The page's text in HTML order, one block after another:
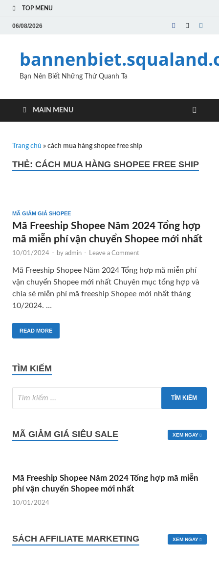
TOP MENU
06/08/2026
Bạn Nên Biết Những Thứ Quanh Ta
MAIN MENU
Trang chủ » cách mua hàng shopee free ship
THẺ: CÁCH MUA HÀNG SHOPEE FREE SHIP
MÃ GIẢM GIÁ SHOPEE
Mã Freeship Shopee Năm 2024 Tổng hợp
mã miễn phí vận chuyển Shopee mới nhất
10/01/2024 - by admin - Leave a Comment
Mã Freeship Shopee Năm 2024 Tổng hợp mã miễn phí
vận chuyển Shopee mới nhất Chuyên mục tổng hợp và
chia sẻ miễn phí mã freeship Shopee mới nhất tháng
10/2024. …
READ MORE
TÌM KIẾM
MÃ GIẢM GIÁ SIÊU SALE XEM NGAY
Mã Freeship Shopee Năm 2024 Tổng hợp mã miễn
phí vận chuyển Shopee mới nhất
10/01/2024
SÁCH AFFILIATE MARKETING XEM NGAY